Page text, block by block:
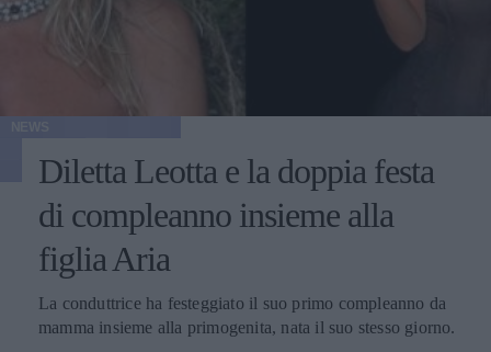
Diletta Leotta e la doppia festa
di compleanno insieme alla
figlia Aria
La conduttrice ha festeggiato il suo primo compleanno da
mamma insieme alla primogenita, nata il suo stesso giorno.